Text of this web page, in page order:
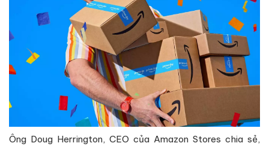
Ông Doug Herrington, CEO của Amazon Stores chia sẻ,